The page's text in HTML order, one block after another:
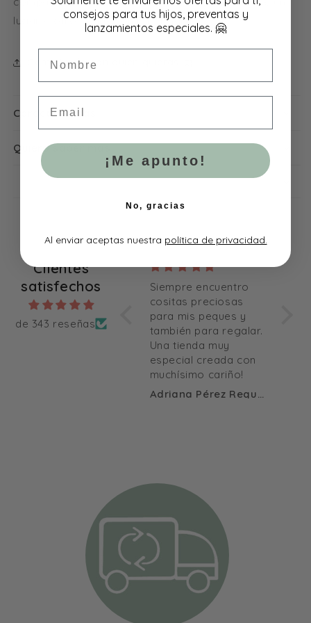
lugar a otro. Colección Fairy Garden.
Compártelo con quién quieras 🤗
Características
Quiero saber más
Clientes
satisfechos
de 343 reseñas
Lo mejor del
verano!!!Menudo
descubrimiento!!
Siempre encuentro
cositas preciosas
para mis peques y
también para regalar.
Una tienda muy
especial creada con
muchísimo cariño!
Adriana Pérez Requena
consejos para tus hijos, preventas y
lanzamientos especiales. 🤗
¡Me apunto!
No, gracias
Al enviar aceptas nuestra política de privacidad.